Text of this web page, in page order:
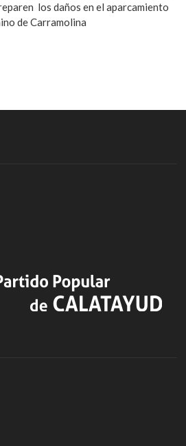
los daños en el aparcamiento
de Carramolina